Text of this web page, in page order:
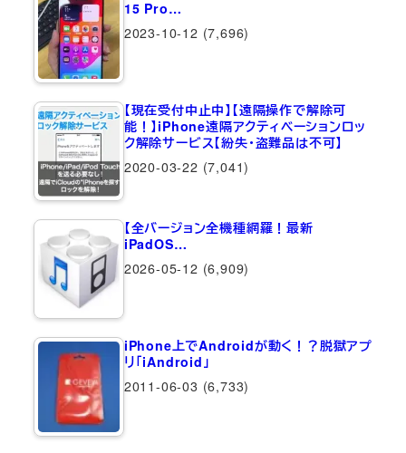
15 Pro…
2023-10-12 (7,696)
【現在受付中止中】【遠隔操作で解除可
能！】iPhone遠隔アクティベーションロッ
ク解除サービス【紛失・盗難品は不可】
2020-03-22 (7,041)
【全バージョン全機種網羅！最新
iPadOS…
2026-05-12 (6,909)
iPhone上でAndroidが動く！？脱獄アプ
リ「iAndroid」
2011-06-03 (6,733)